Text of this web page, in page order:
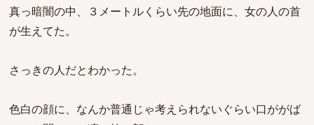
真っ暗闇の中、３メートルくらい先の地面に、女の人の首
が生えてた。
さっきの人だとわかった。
色白の顔に、なんか普通じゃ考えられないぐらい口ががば